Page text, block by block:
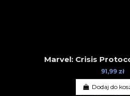
Marvel: Crisis
91,99 zł
Dodaj do